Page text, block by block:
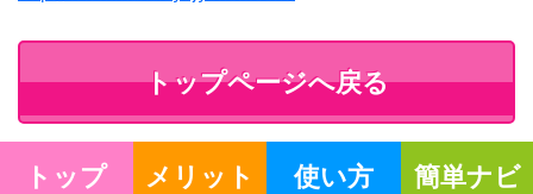
トップページへ戻る
トップ メリット 使い方 簡単ナビ